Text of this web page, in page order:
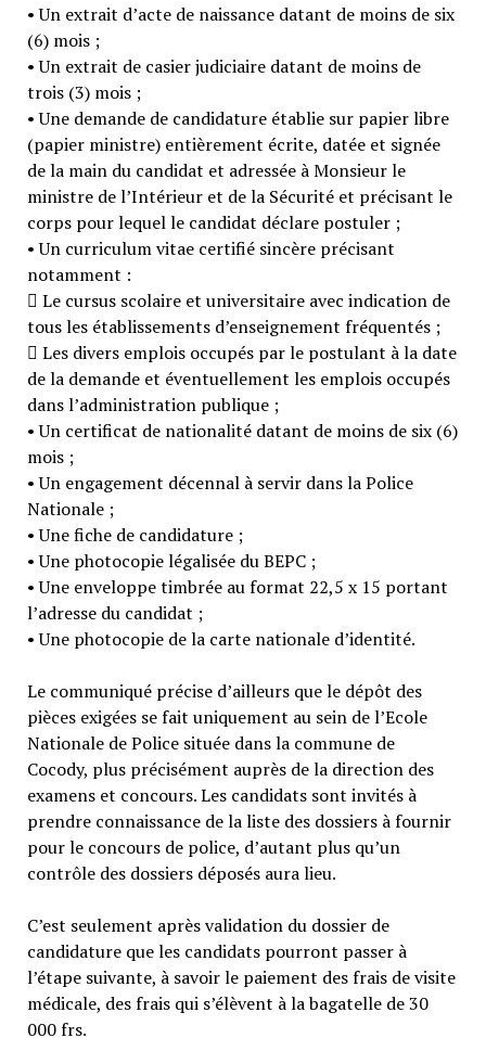
• Un extrait d’acte de naissance datant de moins de six
(6) mois ;
• Un extrait de casier judiciaire datant de moins de
trois (3) mois ;
• Une demande de candidature établie sur papier libre
(papier ministre) entièrement écrite, datée et signée
de la main du candidat et adressée à Monsieur le
ministre de l’Intérieur et de la Sécurité et précisant le
corps pour lequel le candidat déclare postuler ;
• Un curriculum vitae certifié sincère précisant
notamment :
 Le cursus scolaire et universitaire avec indication de
tous les établissements d’enseignement fréquentés ;
 Les divers emplois occupés par le postulant à la date
de la demande et éventuellement les emplois occupés
dans l’administration publique ;
• Un certificat de nationalité datant de moins de six (6)
mois ;
• Un engagement décennal à servir dans la Police
Nationale ;
• Une fiche de candidature ;
• Une photocopie légalisée du BEPC ;
• Une enveloppe timbrée au format 22,5 x 15 portant
l’adresse du candidat ;
• Une photocopie de la carte nationale d’identité.
Le communiqué précise d’ailleurs que le dépôt des
pièces exigées se fait uniquement au sein de l’Ecole
Nationale de Police située dans la commune de
Cocody, plus précisément auprès de la direction des
examens et concours. Les candidats sont invités à
prendre connaissance de la liste des dossiers à fournir
pour le concours de police, d’autant plus qu’un
contrôle des dossiers déposés aura lieu.
C’est seulement après validation du dossier de
candidature que les candidats pourront passer à
l’étape suivante, à savoir le paiement des frais de visite
médicale, des frais qui s’élèvent à la bagatelle de 30
000 frs.